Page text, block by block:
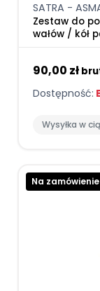
SATRA -
Zestaw do
wałów / kół
90,00 zł
Dostępność:
Wysyłka w
Na zamówienie